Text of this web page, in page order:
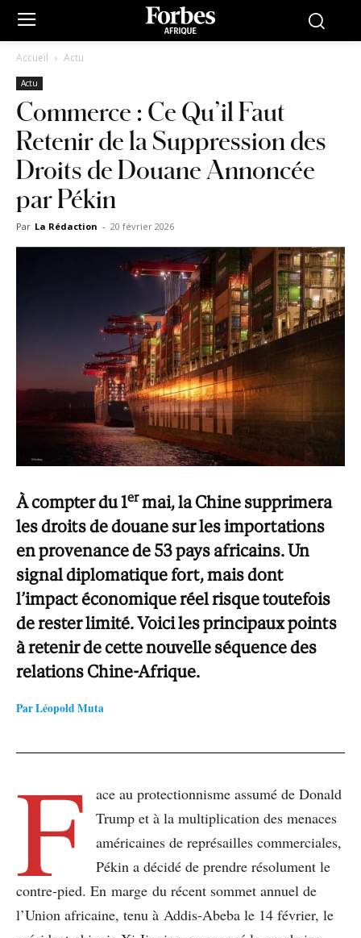
Accueil Actu
Actu
Commerce : Ce Qu’il Faut
Retenir de la Suppression des
Droits de Douane Annoncée
par Pékin
Par La Rédaction - 20 février 2026
À compter du 1ermai, la Chine supprimera
les droits de douane sur les importations
en provenance de 53 pays africains. Un
signal diplomatique fort, mais dont
l’impact économique réel risque toutefois
de rester limité. Voici les principaux points
à retenir de cette nouvelle séquence des
relations Chine-Afrique.
Par Léopold Muta
F
ace au protectionnisme assumé de Donald
Trump et à la multiplication des menaces
américaines de représailles commerciales,
Pékin a décidé de prendre résolument le
contre-pied. En marge du récent sommet annuel de
l’Union africaine, tenu à Addis-Abeba le 14 février, le